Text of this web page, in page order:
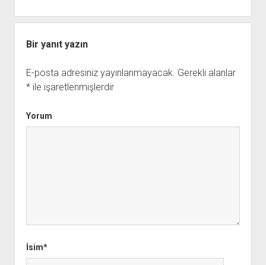
Bir yanıt yazın
E-posta adresiniz yayınlanmayacak. Gerekli alanlar
*ile işaretlenmişlerdir
Yorum
İsim*